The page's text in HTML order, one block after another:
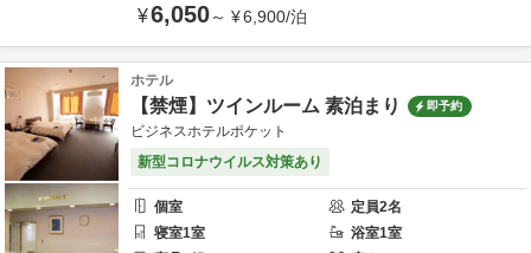
¥6,050～ ¥6,900/泊
ホテル
【禁煙】ツインルーム 素泊まり 即予約
ビジネスホテルポケット
新型コロナウイルス対策あり
個室 定員2名
寝室1室 浴室1室